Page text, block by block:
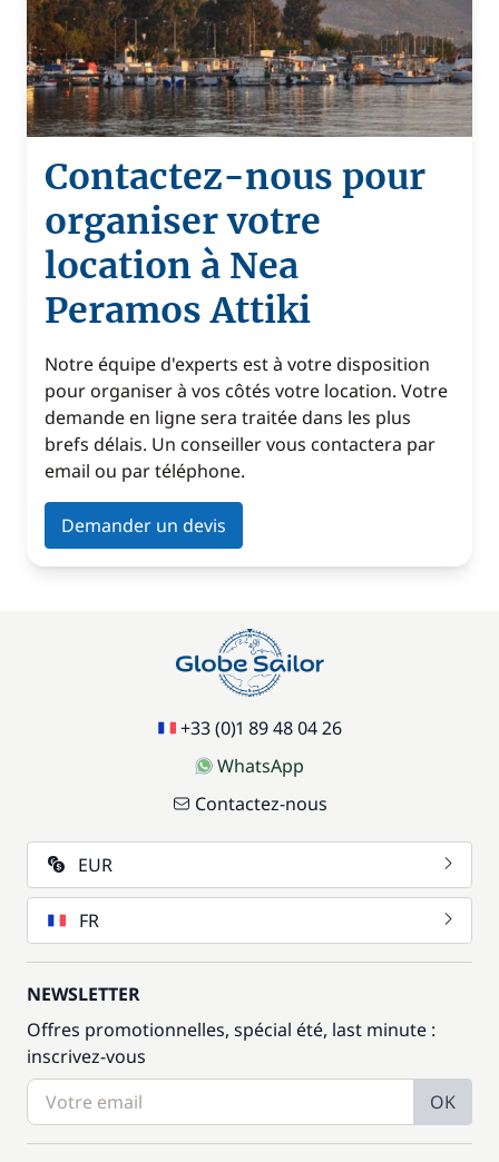
Contactez-nous pour
organiser votre
location à Nea
Peramos Attiki
Notre équipe d'experts est à votre disposition
pour organiser à vos côtés votre location. Votre
demande en ligne sera traitée dans les plus
brefs délais. Un conseiller vous contactera par
email ou par téléphone.
Demander un devis
+33 (0)1 89 48 04 26
WhatsApp
Contactez-nous
EUR
FR
NEWSLETTER
Offres promotionnelles, spécial été, last minute :
inscrivez-vous
OK